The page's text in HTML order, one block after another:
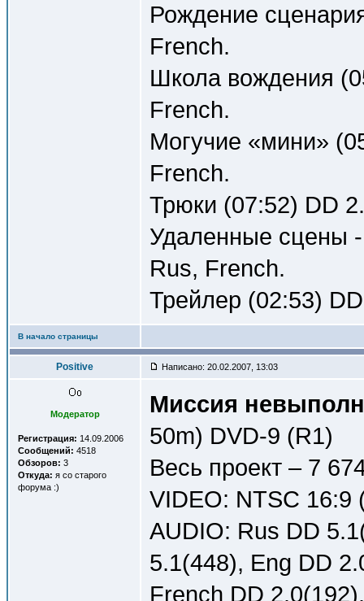
Рождение
French.
Школа вождения
French.
Могучие «мини»
French.
Трюки (07:52) DD
Удаленные сцены
Rus, French.
Трейлер (02:53)
В начало страницы
Positive Написано: 20.02.2007, 13:03
Модератор
Регистрация: 14.09.2006
Сообщений: 4518
Обзоров: 3
Откуда: я со старого
форума :)
Миссия
50m) DVD-9 (R1)
Весь проект – 7
VIDEO: NTSC 16:9
AUDIO: Rus DD
5.1(448), Eng DD
French DD 2.0(192).